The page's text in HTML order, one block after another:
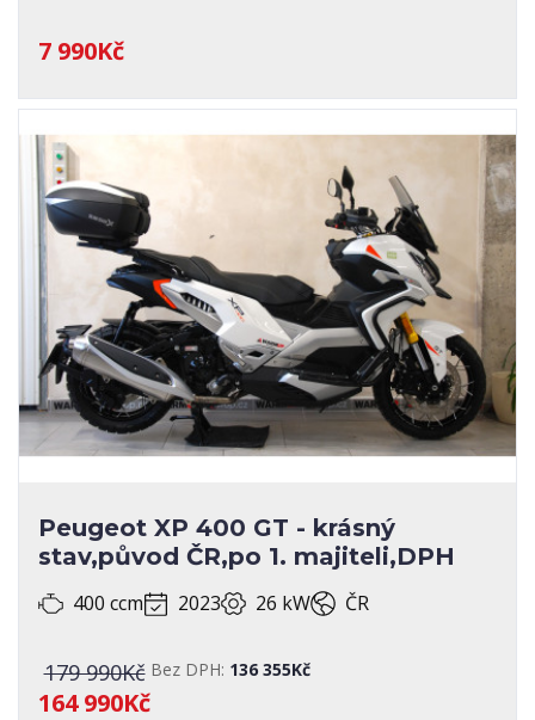
7 990Kč
Peugeot XP 400 GT - krásný
stav,původ ČR,po 1. majiteli,DPH
400 ccm 2023 26 kW ČR
179 990Kč
164 990Kč
Bez DPH: 136 355Kč